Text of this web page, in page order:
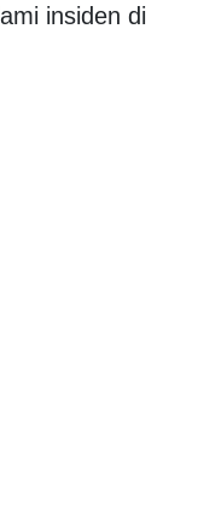
insiden di